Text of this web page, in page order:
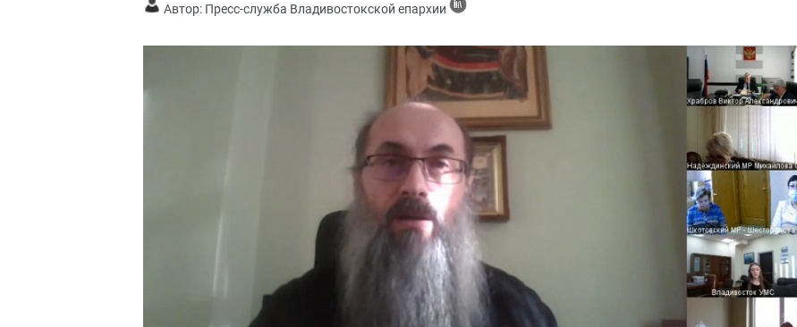
Автор: Пресс-служба Владивостокской епархии